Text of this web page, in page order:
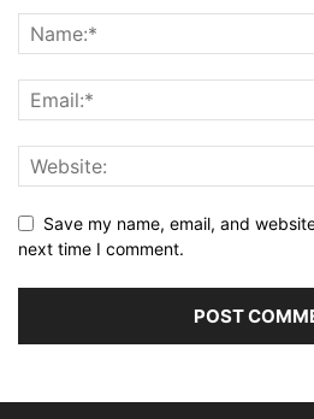
Save my name, email, and
next time I comment.